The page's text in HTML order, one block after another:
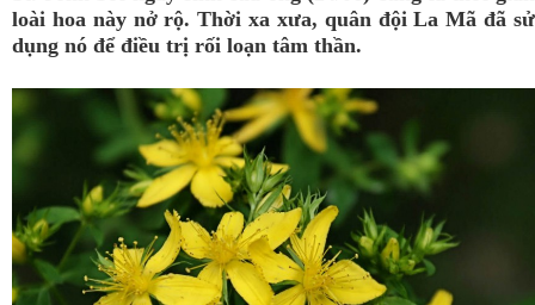
loài hoa này nở rộ. Thời xa xưa, quân đội La Mã đã sử
dụng nó để điều trị rối loạn tâm thần.